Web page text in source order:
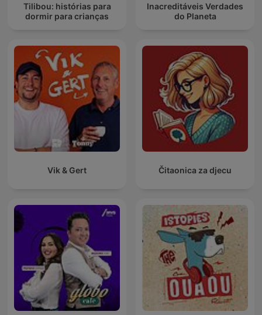
Tilibou: histórias para
dormir para crianças
Inacreditáveis Verdades
do Planeta
Vik & Gert Čitaonica za djecu